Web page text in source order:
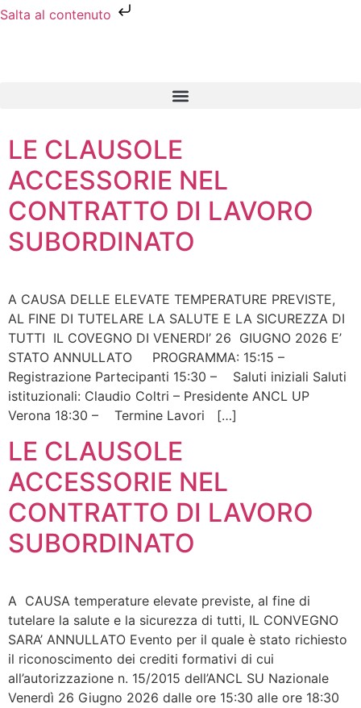
Salta al contenuto
LE CLAUSOLE
ACCESSORIE NEL
CONTRATTO DI LAVORO
SUBORDINATO
A CAUSA DELLE ELEVATE TEMPERATURE PREVISTE,
AL FINE DI TUTELARE LA SALUTE E LA SICUREZZA DI
TUTTI IL COVEGNO DI VENERDI’ 26 GIUGNO 2026 E’
STATO ANNULLATO PROGRAMMA: 15:15 –
Registrazione Partecipanti 15:30 – Saluti iniziali Saluti
istituzionali: Claudio Coltri – Presidente ANCL UP
Verona 18:30 – Termine Lavori […]
LE CLAUSOLE
ACCESSORIE NEL
CONTRATTO DI LAVORO
SUBORDINATO
A CAUSA temperature elevate previste, al fine di
tutelare la salute e la sicurezza di tutti, IL CONVEGNO
SARA’ ANNULLATO Evento per il quale è stato richiesto
il riconoscimento dei crediti formativi di cui
all’autorizzazione n. 15/2015 dell’ANCL SU Nazionale
Venerdì 26 Giugno 2026 dalle ore 15:30 alle ore 18:30